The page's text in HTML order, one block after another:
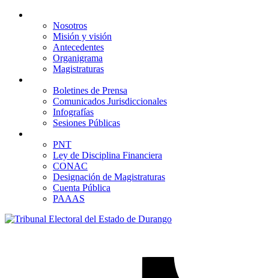
Nosotros
Misión y visión
Antecedentes
Organigrama
Magistraturas
Boletines de Prensa
Comunicados Jurisdiccionales
Infografías
Sesiones Públicas
PNT
Ley de Disciplina Financiera
CONAC
Designación de Magistraturas
Cuenta Pública
PAAAS